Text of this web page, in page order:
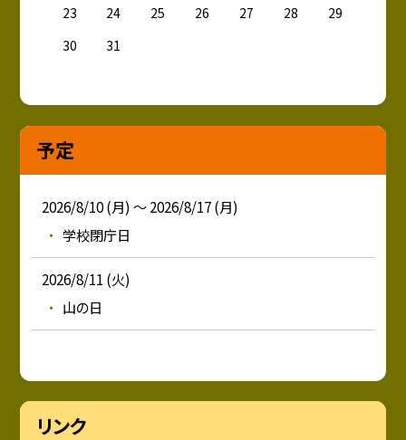
23
24 25 26 27 28
29
30
31
予定
2026/8/10 (月) ～ 2026/8/17 (月)
学校閉庁日
2026/8/11 (火)
山の日
リンク